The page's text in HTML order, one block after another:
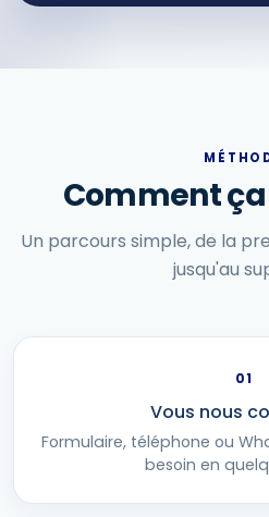
Comment ça
Un parcours simple, de la
jusqu'au
01
Vous nous
Formulaire, téléphone ou
besoin en